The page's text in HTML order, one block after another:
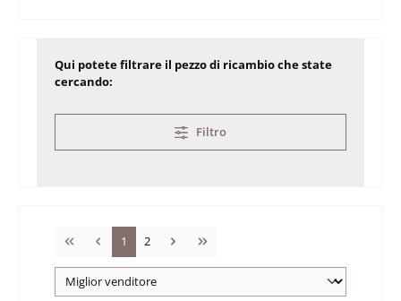
Qui potete filtrare il pezzo di ricambio che state
cercando:
Filtro
Pagina
1 Pagina
2